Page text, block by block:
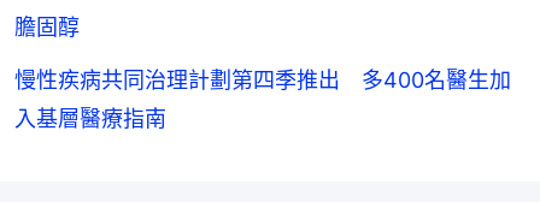
膽固醇
慢性疾病共同治理計劃第四季推出 多400名醫生加
入基層醫療指南